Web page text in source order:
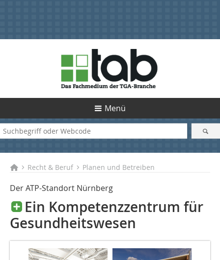
Menü
Recht & Beruf Planen und Betreiben
Der ATP-Standort Nürnberg
Ein Kompetenzzentrum für
Gesundheitswesen